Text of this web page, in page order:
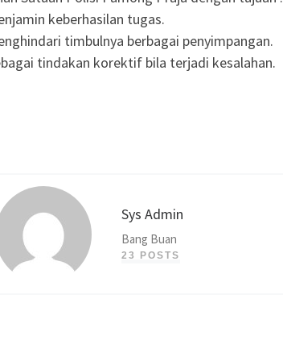
keberhasilan tugas.
timbulnya berbagai penyimpangan.
tindakan korektif bila terjadi kesalahan.
Sys Admin
Bang Buan
23 POSTS